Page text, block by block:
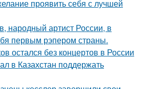
проявить себя с лучшей
народный артист России, в
первым рэпером страны.
остался без концертов в России
в Казахстан поддержать